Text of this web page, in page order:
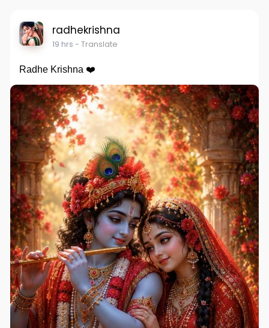
radhekrishna
19 hrs - Translate
Radhe Krishna ❤️